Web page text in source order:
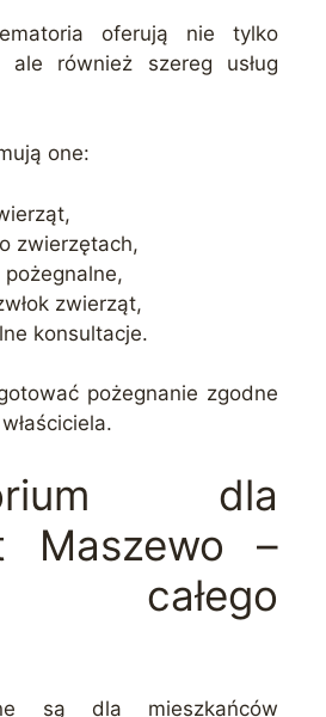
oferują nie tylko
ale również szereg usług
one:
zwierzętach,
zwierząt,
konsultacje.
pożegnanie zgodne
dla
Maszewo –
całego
są dla mieszkańców